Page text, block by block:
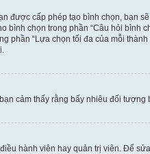
được cấp phép tạo bình chọn, bạn
chọn trong phần “Câu hỏi
phần “Lựa chọn tối đa của mỗi
cảm thấy rằng bấy nhiêu đối
hành viên hay quản trị viên. Để